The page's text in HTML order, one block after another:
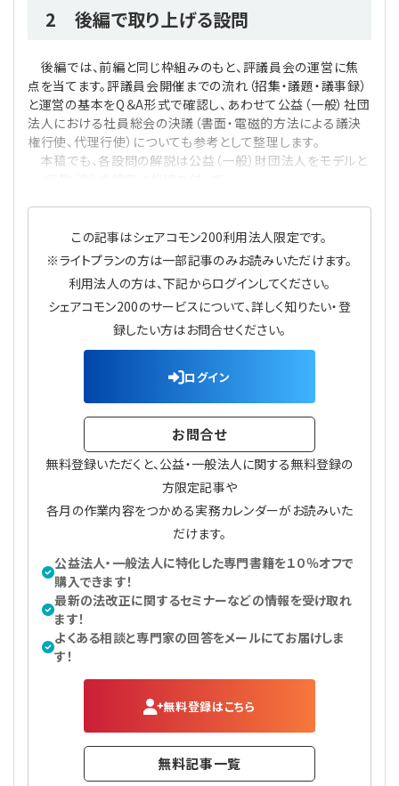
2 後編で取り上げる設問
後編では、前編と同じ枠組みのもと、評議員会の運営に焦
点を当てます。評議員会開催までの流れ（招集・議題・議事録）
と運営の基本をQ＆A形式で確認し、あわせて公益（一般）社団
法人における社員総会の決議（書面・電磁的方法による議決
権行使、代理行使）についても参考として整理します。
本稿でも、各設問の解説は公益（一般）財団法人をモデルと
この記事はシェアコモン200利用法人限定です。
※ライトプランの方は一部記事のみお読みいただけます。
利用法人の方は、下記からログインしてください。
シェアコモン200のサービスについて、詳しく知りたい・登
録したい方はお問合せください。
ログイン
お問合せ
無料登録いただくと、公益・一般法人に関する無料登録の
方限定記事や
各月の作業内容をつかめる実務カレンダーがお読みいた
だけます。
公益法人・一般法人に特化した専門書籍を１０％オフで
購入できます！
最新の法改正に関するセミナーなどの情報を受け取れ
ます！
よくある相談と専門家の回答をメールにてお届けしま
す！
無料登録はこちら
無料記事一覧